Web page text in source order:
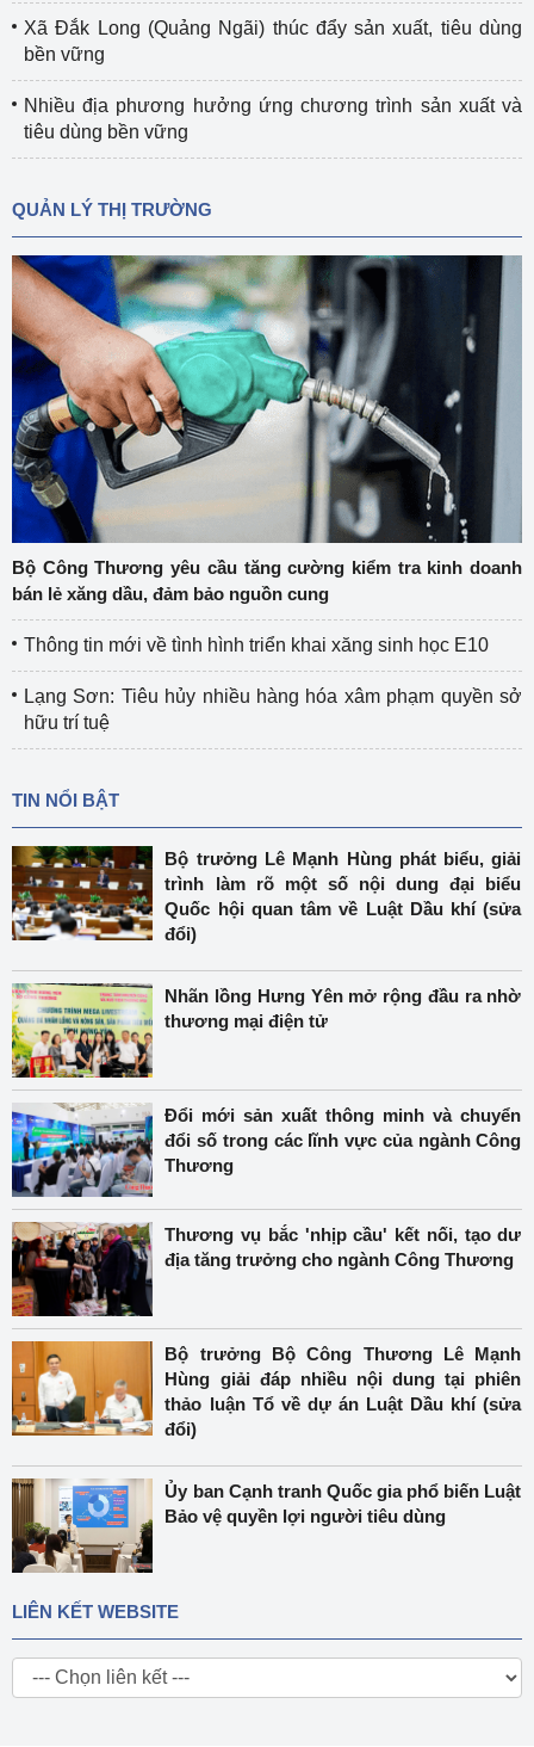
Xã Đắk Long (Quảng Ngãi) thúc đẩy sản xuất, tiêu dùng
bền vững
Nhiều địa phương hưởng ứng chương trình sản xuất và
tiêu dùng bền vững
QUẢN LÝ THỊ TRƯỜNG
Bộ Công Thương yêu cầu tăng cường kiểm tra kinh doanh
bán lẻ xăng dầu, đảm bảo nguồn cung
Thông tin mới về tình hình triển khai xăng sinh học E10
Lạng Sơn: Tiêu hủy nhiều hàng hóa xâm phạm quyền sở
hữu trí tuệ
TIN NỔI BẬT
Bộ trưởng Lê Mạnh Hùng phát biểu, giải
trình làm rõ một số nội dung đại biểu
Quốc hội quan tâm về Luật Dầu khí (sửa
đổi)
Nhãn lồng Hưng Yên mở rộng đầu ra nhờ
thương mại điện tử
Đổi mới sản xuất thông minh và chuyển
đổi số trong các lĩnh vực của ngành Công
Thương
Thương vụ bắc 'nhịp cầu' kết nối, tạo dư
địa tăng trưởng cho ngành Công Thương
Bộ trưởng Bộ Công Thương Lê Mạnh
Hùng giải đáp nhiều nội dung tại phiên
thảo luận Tổ về dự án Luật Dầu khí (sửa
đổi)
Ủy ban Cạnh tranh Quốc gia phổ biến Luật
Bảo vệ quyền lợi người tiêu dùng
LIÊN KẾT WEBSITE